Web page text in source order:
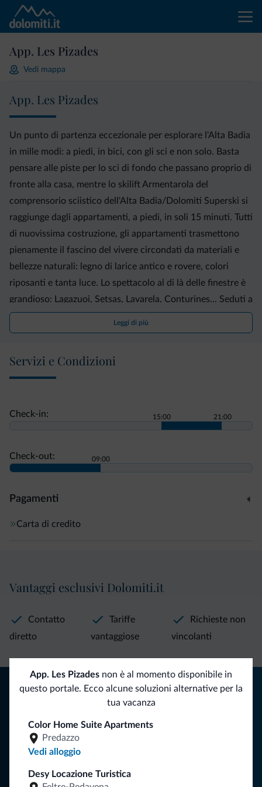
App. Les Pizades
Vedi mappa
App. Les Pizades
Un punto di partenza eccezionale per esplorare l'Alta Badia
in mille modi: a piedi, in bici, con gli sci e non solo. Basta
pensare alle piste per lo sci di fondo che passano proprio di
fronte alla casa, mentre lo skilift Armentarola del
comprensorio sciistico dell'Alta Badia/Dolomiti Superski si
raggiunge dagli appartamenti, a piedi, in soli 15 minuti. Tutti
di nuovissima costruzione, gli appartamenti trasmettono
pienamente il fascino del vivere circondati da materiali e
bellezze naturali: legno di larice antico e rovere, colori
riposanti e tanta luce. Lo spettacolo al di là delle finestre è
grandioso: Lagazuoi, Setsas, Lavarela, Conturines... Seduti a
tavola per la colazione, il panorama, fuori, sembra un
avvincente film. Che non ci si stanca mai di guardare!
Leggi di più
Servizi e Condizioni
Check-in: 15:00 21:00
Check-out: 09:00
Pagamenti
Carta di credito
App. Les Pizades non è al momento disponibile in
questo portale. Ecco alcune soluzioni alternative per la
tua vacanza
Color Home Suite Apartments
Predazzo
Vedi alloggio
Desy Locazione Turistica
Vantaggi esclusivi Dolomiti.it
Contatto
diretto
Tariffe
vantaggiose
Richieste non
vincolanti
Consigli dalle Dolomiti
vacanza nelle Dolomiti.
ISCRIVITI ALLA NEWSLETTER